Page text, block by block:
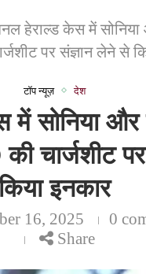
हेराल्ड केस में सोनिया
पर संज्ञान लेने से
टॉप न्यूज़ देश
सोनिया और
की चार्जशीट
इनकार
16, 2025
0
Share